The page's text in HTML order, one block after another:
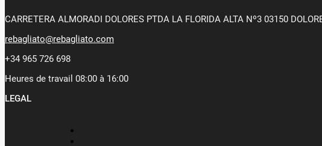
CARRETERA ALMORADI DOLORES PTDA LA FLORIDA ALTA Nº3 03150
rebagliato@rebagliato.com
+34 965 726 698
Heures de travail 08:00 à 16:00
LEGAL